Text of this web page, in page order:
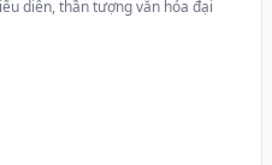
diễn, thần tượng văn hóa đại